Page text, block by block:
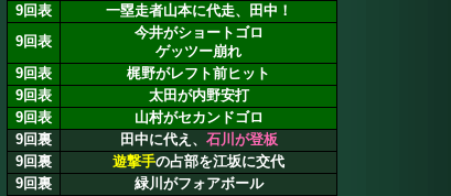
9回表
一塁走者山本に代走、田中！
9回表
今井がショートゴロ
ゲッツー崩れ
9回表
梶野がレフト前ヒット
9回表
太田が内野安打
9回表
山村がセカンドゴロ
9回裏
田中に代え、 石川が登板
9回裏
遊撃手の占部を江坂に交代
9回裏
緑川がフォアボール